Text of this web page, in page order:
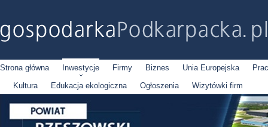
Strona główna Inwestycje Firmy Biznes Unia Europejska
Kultura
Edukacja ekologiczna Ogłoszenia Wizytówki firm